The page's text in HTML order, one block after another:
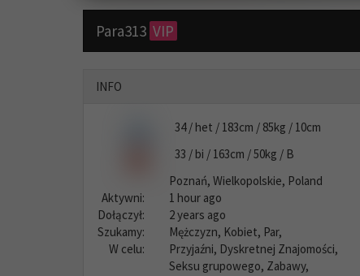
Para313 VIP
INFO
34 / het / 183cm / 85kg / 10cm
33 / bi / 163cm / 50kg / B
Poznań, Wielkopolskie, Poland
Aktywni:
1 hour ago
Dołączył:
2 years ago
Szukamy:
Mężczyzn, Kobiet, Par,
W celu:
Przyjaźni, Dyskretnej Znajomości,
Seksu grupowego, Zabawy,